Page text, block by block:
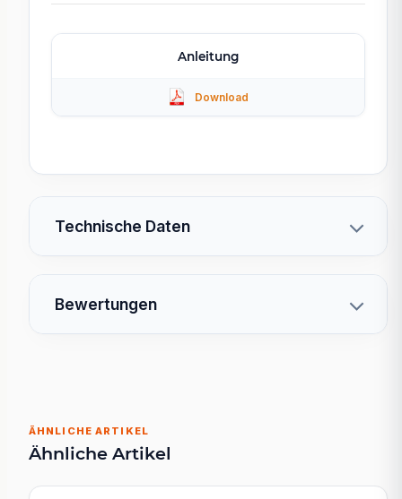
Anleitung
Technische Daten
Bewertungen
ÄHNLICHE ARTIKEL
Ähnliche Artikel